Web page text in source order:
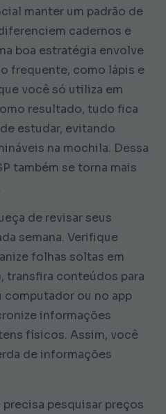
manter um padrão de
cadernos e
boa estratégia envolve
frequente, como lápis e
você só utiliza em
resultado, tudo fica
estudar, evitando
na mochila. Dessa
também se torna mais
de revisar seus
semana. Verifique
folhas soltas em
transfira conteúdos para
computador ou no app
informações
físicos. Assim, você
de informações
pesquisar preços